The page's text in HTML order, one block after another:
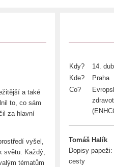
a také
to, co sám
za hlavní
vyšel,
světu. Každý,
tématům
Kdy?
14.
Kde?
Praha
Co?
Tomáš Halík
Dopisy
cesty